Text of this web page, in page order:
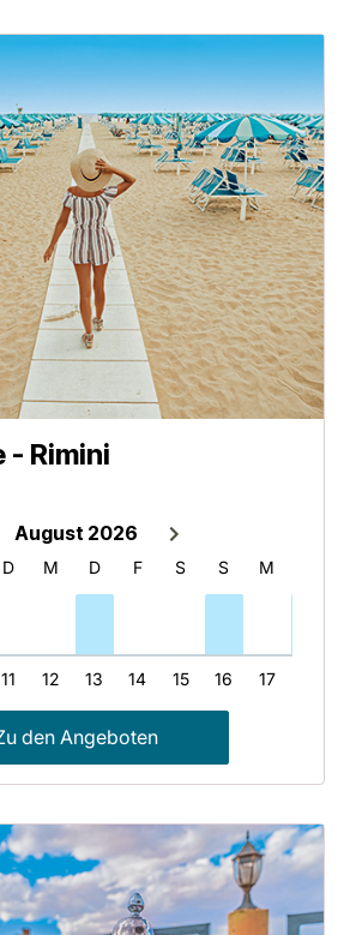
Rimini
August 2026
D
11
M
12
D
13
F
14
S
15
S
16
M
17
den Angeboten